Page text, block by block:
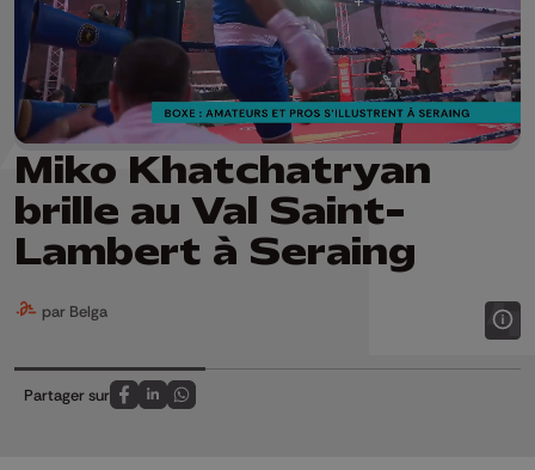
Miko Khatchatryan
brille au Val Saint-
Lambert à Seraing
par Belga
Partager sur
Partagez sur FaceBook
Partagez sur LinkedIn
Partagez sur Whatsapp